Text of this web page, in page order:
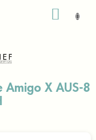
Amigo X AUS-8